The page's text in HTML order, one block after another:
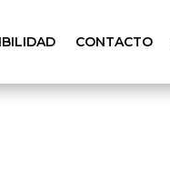
CONTACTO